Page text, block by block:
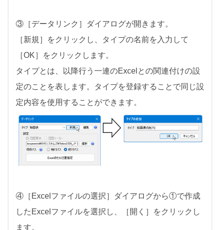
③［データリンク］ダイアログが開きます。
［新規］をクリックし、タイプの名前を入力して
［OK］をクリックします。
タイプとは、以降行う一連のExcelとの関連付けの設
定のことを表します。タイプを登録することで同じ設
定内容を使用することができます。
④［Excelファイルの選択］ダイアログから①で作成
したExcelファイルを選択し、［開く］をクリックし
ます。